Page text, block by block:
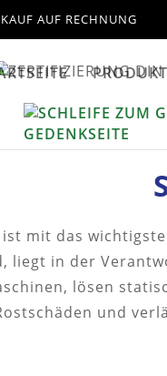
KAUF AUF RECHNUNG
mit das
liegt in der
lösen
und